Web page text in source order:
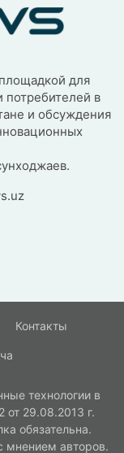
для
потребителей в
и обсуждения
Контакты
технологии в
29.08.2013 г.
обязательна.
мнением авторов.